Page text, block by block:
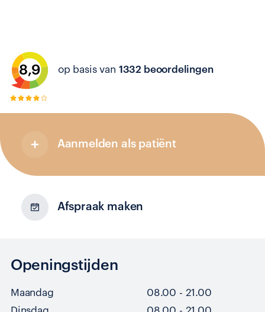
8,9 op basis van 1332 beoordelingen
Aanmelden als patiënt
Afspraak maken
Openingstijden
Maandag
08.00 - 21.00